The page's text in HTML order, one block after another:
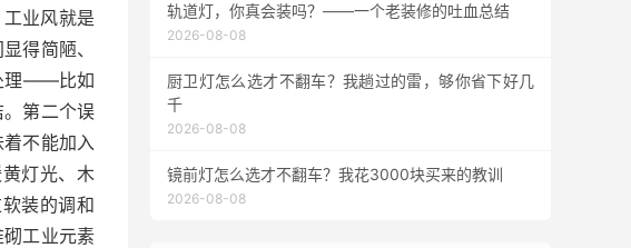
业风就是
得简陋、
理——比如
第二个误
不能加入
灯光、木
装的调和
砌工业元素
轨道灯，你真会装吗？——一个老装修的吐血总结
2026-08-08
厨卫灯怎么选才不翻车？我趟过的雷，够你省下好几
千
2026-08-08
镜前灯怎么选才不翻车？我花3000块买来的教训
2026-08-08